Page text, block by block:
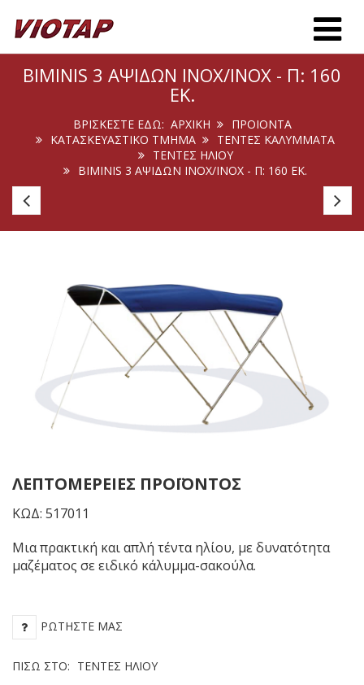
Toggle
BIMINIS 3 ΑΨΊΔΩΝ INOX/INOX - Π: 160
ΕΚ.
ΒΡΊΣΚΕΣΤΕ ΕΔΏ: ΑΡΧΙΚΉ
ΠΡΟΙΟΝΤΑ
ΚΑΤΑΣΚΕΥΑΣΤΙΚΟ ΤΜΗΜΑ
ΤΕΝΤΕΣ ΚΑΛΥΜΜΑΤΑ
ΤΈΝΤΕΣ ΗΛΊΟΥ
BIMINIS 3 ΑΨΊΔΩΝ INOX/INOX - Π: 160 ΕΚ.
Biminis
2
εκ.
2
ΛΕΠΤΟΜΈΡΕΙΕΣ ΠΡΟΪΌΝΤΟΣ
ΚΩΔ: 517011
Μια πρακτική και απλή τέντα ηλίου, με δυνατότητα
μαζέματος σε ειδικό κάλυμμα-σακούλα.
ΡΩΤΉΣΤΕ ΜΑΣ
ΠΊΣΩ ΣΤΟ: ΤΈΝΤΕΣ ΗΛΊΟΥ